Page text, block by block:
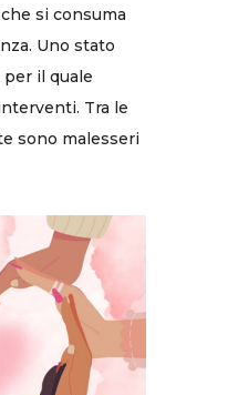
si consuma
Uno stato
il quale
Tra le
sono malesseri